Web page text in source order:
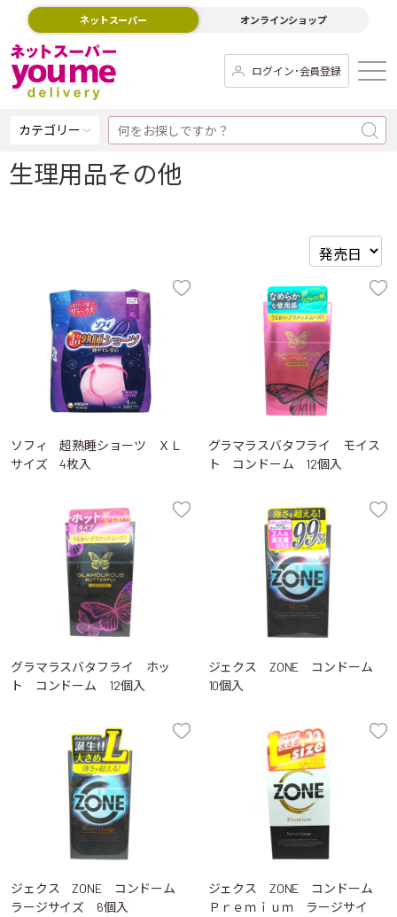
ネットスーパー オンラインショップ
ログイン･会員登録
カテゴリー
生理用品その他
ソフィ 超熟睡ショーツ ＸＬ
サイズ 4枚入
グラマラスバタフライ モイス
ト コンドーム 12個入
グラマラスバタフライ ホッ
ト コンドーム 12個入
ジェクス ZONE コンドーム
10個入
ジェクス ZONE コンドーム
ラージサイズ 6個入
ジェクス ZONE コンドーム
Ｐｒｅｍｉｕｍ ラージサイ